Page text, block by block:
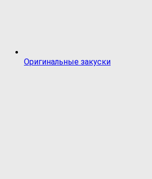
Оригинальные закуски